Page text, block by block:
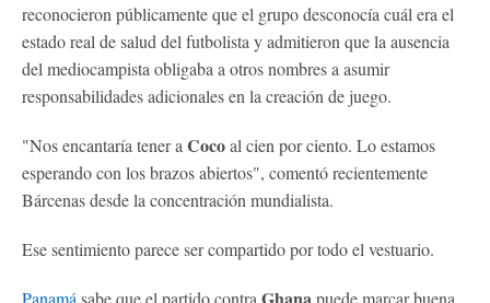
reconocieron públicamente que el grupo desconocía cuál era el
estado real de salud del futbolista y admitieron que la ausencia
del mediocampista obligaba a otros nombres a asumir
responsabilidades adicionales en la creación de juego.
"Nos encantaría tener a Cocoal cien por ciento. Lo estamos
esperando con los brazos abiertos", comentó recientemente
Bárcenas desde la concentración mundialista.
Ese sentimiento parece ser compartido por todo el vestuario.
Panamá sabe que el partido contra
puede marcar buena